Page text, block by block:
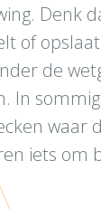
Denk
of
de
In
waar
iets om